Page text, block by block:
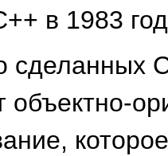
в 1983
сделанных
объектно-